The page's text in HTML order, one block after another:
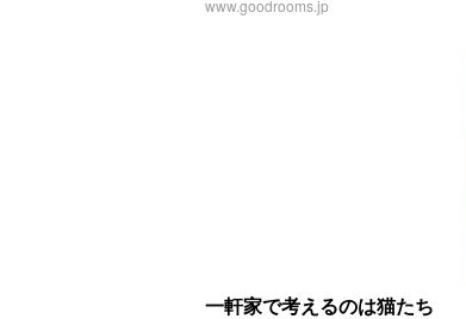
キャットウォーク
www.goodrooms.jp
一軒家で考えるのは猫たち